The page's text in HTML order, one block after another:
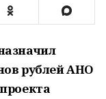
рублей АНО